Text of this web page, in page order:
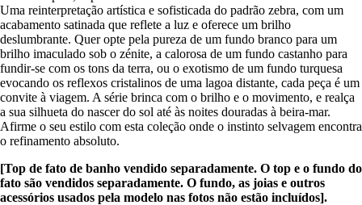
Uma reinterpretação artística e sofisticada do padrão zebra, com um
acabamento satinada que reflete a luz e oferece um brilho
deslumbrante. Quer opte pela pureza de um fundo branco para um
brilho imaculado sob o zénite, a calorosa de um fundo castanho para
fundir-se com os tons da terra, ou o exotismo de um fundo turquesa
evocando os reflexos cristalinos de uma lagoa distante, cada peça é um
convite à viagem. A série brinca com o brilho e o movimento, e realça
a sua silhueta do nascer do sol até às noites douradas à beira-mar.
Afirme o seu estilo com esta coleção onde o instinto selvagem encontra
o refinamento absoluto.
[Top de fato de banho vendido separadamente. O top e o fundo do
fato são vendidos separadamente. O fundo, as joias e outros
acessórios usados pela modelo nas fotos não estão incluídos].